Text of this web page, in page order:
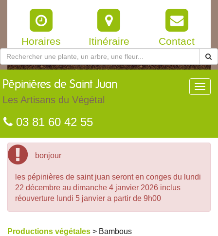
Horaires Itinéraire Contact
Pépinières de Saint Juan
Les Artisans du Végétal
03 81 60 42 55
bonjour
les pépinières de saint juan seront en conges du lundi
22 décembre au dimanche 4 janvier 2026 inclus
réouverture lundi 5 janvier a partir de 9h00
Productions végétales > Bambous